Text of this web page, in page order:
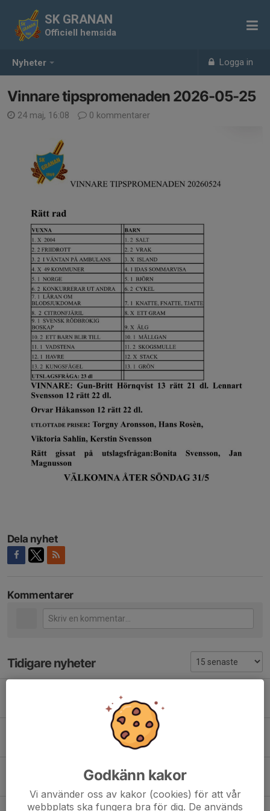
Nyheter Logga in
SK GRANAN
Officiell hemsida
Vinnare tipspromenaden 2026-05-25
24 maj, 16:08 0 kommentarer
Dela nyhet
Kommentarer
Tidigare nyheter
0
Medhjälpare sökes 13/6
Säsongsavslutning MTB 🔥🍔
3 jun, 10:50 0
Godkänn kakor
Vi använder oss av kakor (cookies) för att vår
webbplats ska fungera bra för dig. De används